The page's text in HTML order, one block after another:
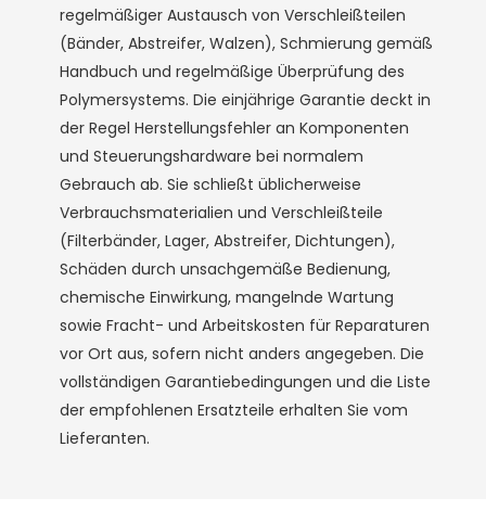
regelmäßiger Austausch von Verschleißteilen
(Bänder, Abstreifer, Walzen), Schmierung gemäß
Handbuch und regelmäßige Überprüfung des
Polymersystems. Die einjährige Garantie deckt in
der Regel Herstellungsfehler an Komponenten
und Steuerungshardware bei normalem
Gebrauch ab. Sie schließt üblicherweise
Verbrauchsmaterialien und Verschleißteile
(Filterbänder, Lager, Abstreifer, Dichtungen),
Schäden durch unsachgemäße Bedienung,
chemische Einwirkung, mangelnde Wartung
sowie Fracht- und Arbeitskosten für Reparaturen
vor Ort aus, sofern nicht anders angegeben. Die
vollständigen Garantiebedingungen und die Liste
der empfohlenen Ersatzteile erhalten Sie vom
Lieferanten.